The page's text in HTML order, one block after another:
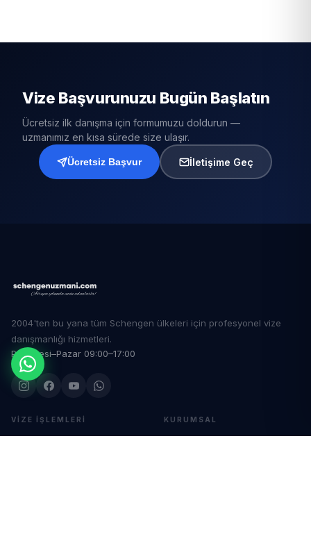
Vize Başvurunuzu Bugün Başlatın
Ücretsiz ilk danışma için formumuzu doldurun —
uzmanımız en kısa sürede size ulaşır.
Ücretsiz Başvur İletişime Geç
2004'ten bu yana tüm Schengen ülkeleri için profesyonel vize
danışmanlığı hizmetleri.
Pazartesi–Pazar 09:00–17:00
VIZE İŞLEMLERI KURUMSAL